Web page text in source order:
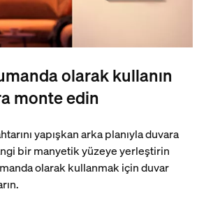
olarak kullanın
monte edin
yapışkan arka planıyla duvara
bir manyetik yüzeye yerleştirin
olarak kullanmak için duvar